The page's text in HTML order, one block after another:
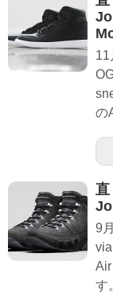
11
の
直
9
Air
す